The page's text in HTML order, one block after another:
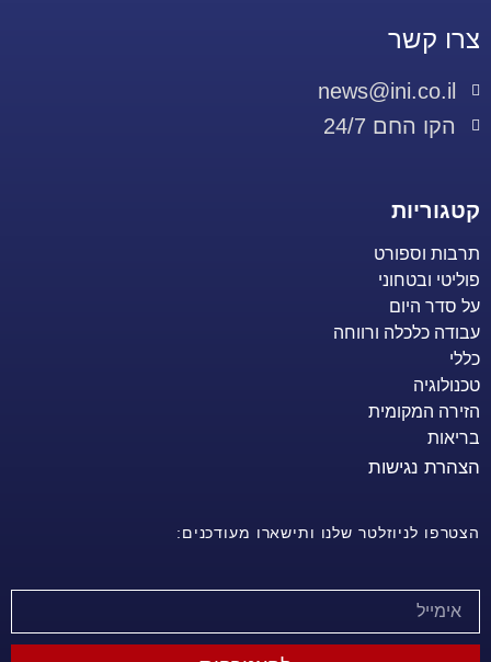
צרו קשר
news@ini.co.il
הקו החם 24/7
קטגוריות
תרבות וספורט
פוליטי ובטחוני
על סדר היום
עבודה כלכלה ורווחה
כללי
טכנולוגיה
הזירה המקומית
בריאות
הצהרת נגישות
הצטרפו לניוזלטר שלנו ותישארו מעודכנים: